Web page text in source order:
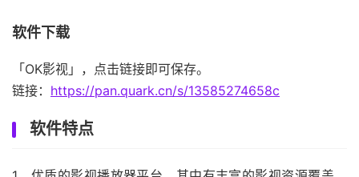
软件下载
「OK影视」，点击链接即可保存。
链接： https://pan.quark.cn/s/13585274658c
软件特点